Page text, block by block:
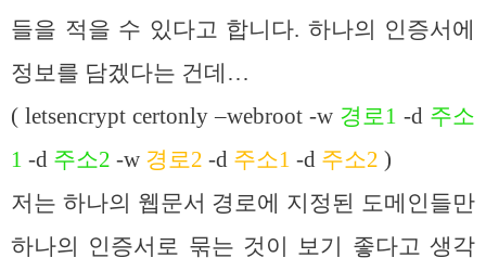
들을 적을 수 있다고 합니다. 하나의 인증서에
정보를 담겠다는 건데…
( letsencrypt certonly –webroot -w 경로 1 -d 주소
1 -d 주소2 -w 경로2 -d 주소1 -d 주소2 )
저는 하나의 웹문서 경로에 지정된 도메인들만
하나의 인증서로 묶는 것이 보기 좋다고 생각